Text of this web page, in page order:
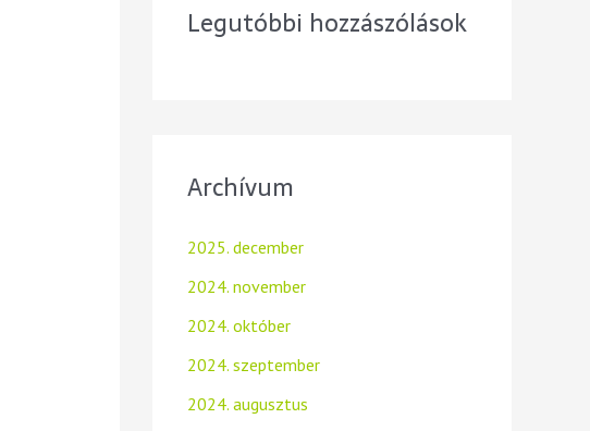
Legutóbbi hozzászólások
Archívum
2025. december
2024. november
2024. október
2024. szeptember
2024. augusztus